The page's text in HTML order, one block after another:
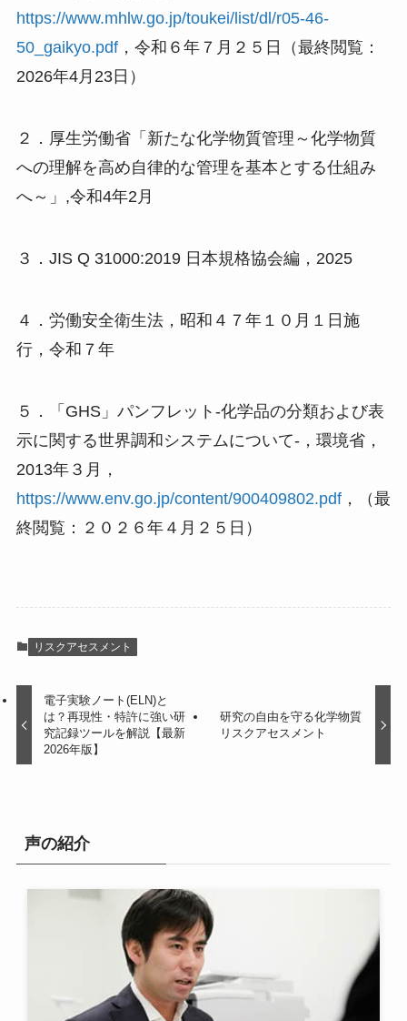
https://www.mhlw.go.jp/toukei/list/dl/r05-46-
50_gaikyo.pdf，令和６年７月２５日（最終閲覧：
2026年4月23日）
２．厚生労働省「新たな化学物質管理～化学物質
への理解を高め自律的な管理を基本とする仕組み
へ～」,令和4年2月
３．JIS Q 31000:2019 日本規格協会編，2025
４．労働安全衛生法，昭和４７年１０月１日施
行，令和７年
５．「GHS」パンフレット-化学品の分類および表
示に関する世界調和システムについて-，環境省，
2013年３月，
https://www.env.go.jp/content/900409802.pdf，（最
終閲覧：２０２６年４月２５日）
リスクアセスメント
電子実験ノート(ELN)と
は？再現性・特許に強い研
究記録ツールを解説【最新
2026年版】
研究の自由を守る化学物質
リスクアセスメント
声の紹介